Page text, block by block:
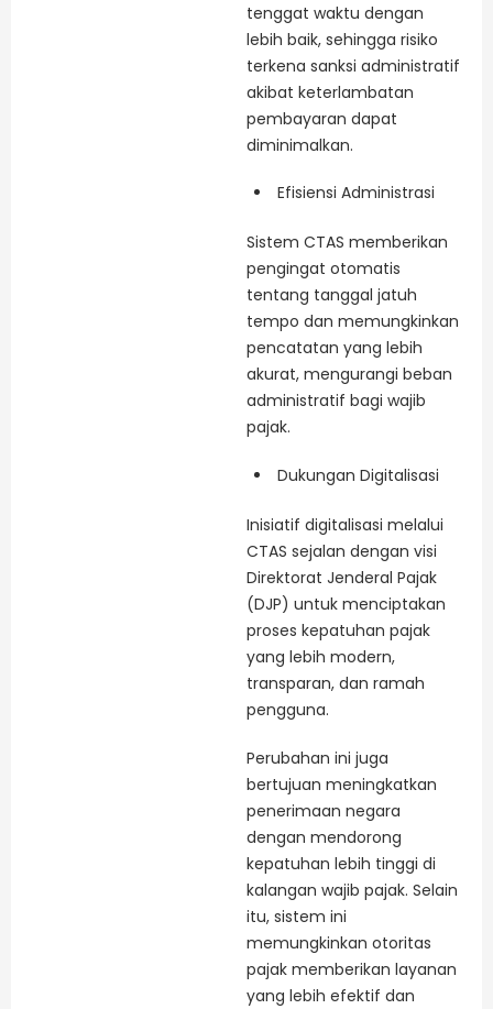
tenggat waktu dengan
lebih baik, sehingga risiko
terkena sanksi administratif
akibat keterlambatan
pembayaran dapat
diminimalkan.
Efisiensi Administrasi
Sistem CTAS memberikan
pengingat otomatis
tentang tanggal jatuh
tempo dan memungkinkan
pencatatan yang lebih
akurat, mengurangi beban
administratif bagi wajib
pajak.
Dukungan Digitalisasi
Inisiatif digitalisasi melalui
CTAS sejalan dengan visi
Direktorat Jenderal Pajak
(DJP) untuk menciptakan
proses kepatuhan pajak
yang lebih modern,
transparan, dan ramah
pengguna.
Perubahan ini juga
bertujuan meningkatkan
penerimaan negara
dengan mendorong
kepatuhan lebih tinggi di
kalangan wajib pajak. Selain
itu, sistem ini
memungkinkan otoritas
pajak memberikan layanan
yang lebih efektif dan